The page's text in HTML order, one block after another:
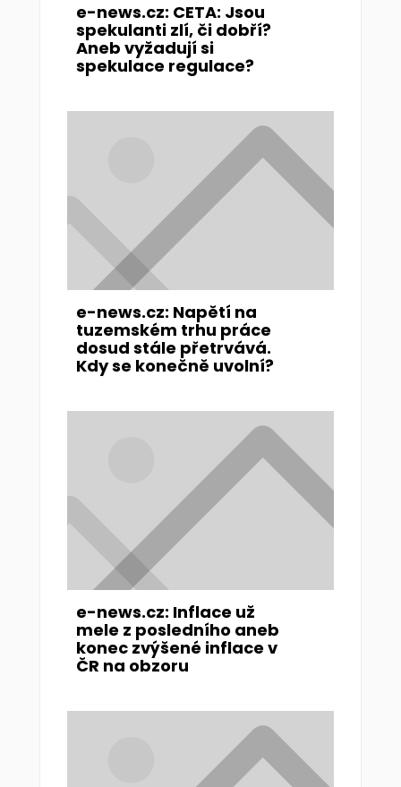
e-news.cz: CETA: Jsou
spekulanti zlí, či dobří?
Aneb vyžadují si
spekulace regulace?
e-news.cz: Napětí na
tuzemském trhu práce
dosud stále přetrvává.
Kdy se konečně uvolní?
e-news.cz: Inflace už
mele z posledního aneb
konec zvýšené inflace v
ČR na obzoru